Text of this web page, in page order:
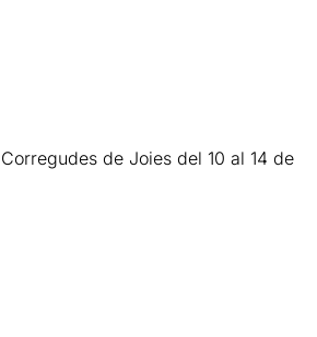
de Joies del 10 al 14 de